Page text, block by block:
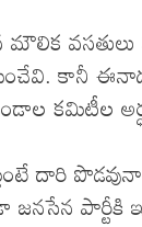
మౌలిక
కానీ
కమిటీల
దారి
జనసేన పార్టీకి